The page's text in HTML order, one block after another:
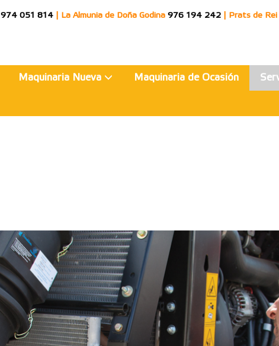
974 051 814 La Almunia de Doña Godina 976 194 242 Prats de Rei
Maquinaria Nueva Maquinaria de Ocasión